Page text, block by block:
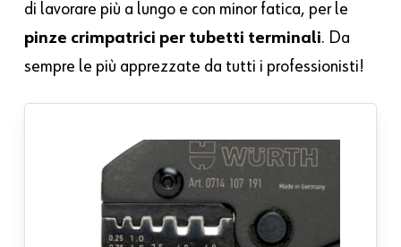
di lavorare più a lungo e con minor fatica, per le
pinze crimpatrici per tubetti terminali. Da
sempre le più apprezzate da tutti i professionisti!